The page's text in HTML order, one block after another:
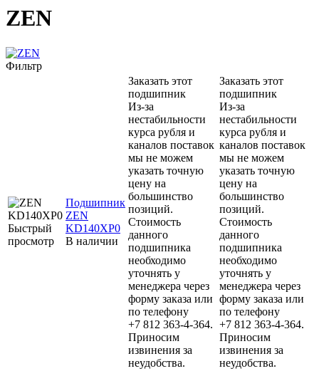
ZEN
Фильтр
Быстрый
просмотр
Подшипник
ZEN
KD140XP0
В наличии
Заказать этот
подшипник
Из-за
нестабильности
курса рубля и
каналов поставок
мы не можем
указать точную
цену на
большинство
позиций.
Стоимость
данного
подшипника
необходимо
уточнять у
менеджера через
форму заказа или
по телефону
+7 812 363-4-364.
Приносим
извинения за
неудобства.
Заказать этот
подшипник
Из-за
нестабильности
курса рубля и
каналов поставок
мы не можем
указать точную
цену на
большинство
позиций.
Стоимость
данного
подшипника
необходимо
уточнять у
менеджера через
форму заказа или
по телефону
+7 812 363-4-364.
Приносим
извинения за
неудобства.